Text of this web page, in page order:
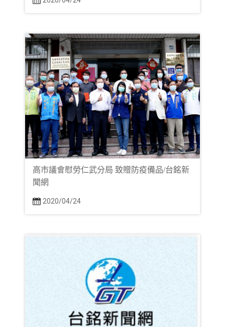
高市議會慰勞仁武分局 致贈防疫備品/台銘新
聞網
2020/04/24